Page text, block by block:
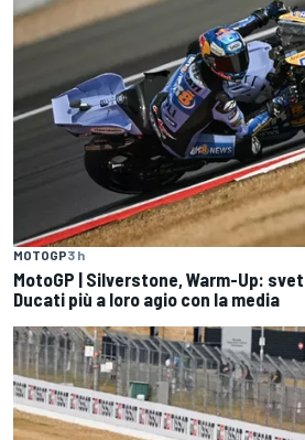
MOTOGP3 h
MotoGP | Silverstone, Warm-Up:
Ducati più a loro agio con la media